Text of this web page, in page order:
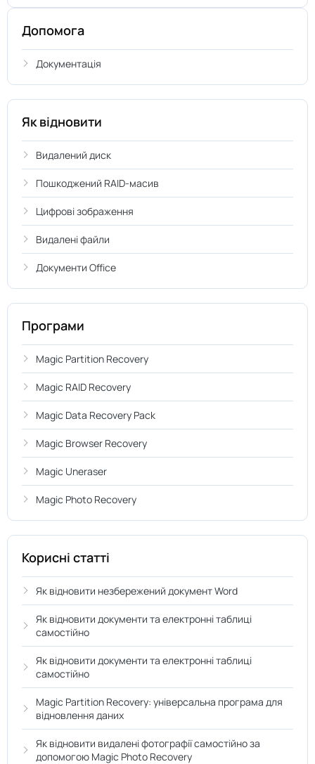
Допомога
Документація
Як відновити
Видалений диск
Пошкоджений RAID-масив
Цифрові зображення
Видалені файли
Документи Office
Програми
Magic Partition Recovery
Magic RAID Recovery
Magic Data Recovery Pack
Magic Browser Recovery
Magic Uneraser
Magic Photo Recovery
Корисні статті
Як відновити незбережений документ Word
Як відновити документи та електронні таблиці
самостійно
Як відновити документи та електронні таблиці
самостійно
Magic Partition Recovery: універсальна програма для
відновлення даних
Як відновити видалені фотографії самостійно за
допомогою Magic Photo Recovery